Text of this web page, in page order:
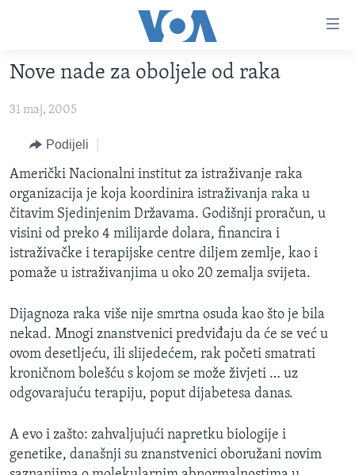
glavni
Pređi
navigaciju
Idi
na
pretragu
VIDEO
FOTOGRAFIJE DANA
VIJESTI
SJEDINJENE AMERIČKE DRŽAVE
BOSNA I HERCEGOVINA
SVIJET
NAUKA I TEHNOLOGIJA
SPECIJALNI PROJEKTI
KORUPCIJA
ŽENSKA STRANA
IZBJEGLIČKA STRANA
MAGAZIN
O GLASU AMERIKE
Learning English
Nove nade za oboljele od raka
31 maj, 2005
Podijeli
Američki Nacionalni institut za istraživanje raka
organizacija je koja koordinira istraživanja raka u
čitavim Sjedinjenim Državama. Godišnji proračun, u
visini od preko 4 milijarde dolara, financira i
istraživačke i terapijske centre diljem zemlje, kao i
pomaže u istraživanjima u oko 20 zemalja svijeta.
Dijagnoza raka više nije smrtna osuda kao što je bila
nekad. Mnogi znanstvenici predviđaju da će se već u
ovom desetljeću, ili slijedećem, rak početi smatrati
kroničnom bolešću s kojom se može živjeti … uz
odgovarajuću terapiju, poput dijabetesa danas.
A evo i zašto: zahvaljujući napretku biologije i
genetike, današnji su znanstvenici oboružani novim